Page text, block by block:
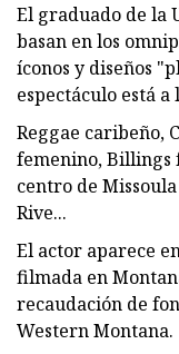
El graduado de la
basan en los
íconos y diseños
espectáculo está
Reggae caribeño,
femenino, Billings
centro de
Rive...
El actor aparece
filmada en
recaudación de
Western Montana.